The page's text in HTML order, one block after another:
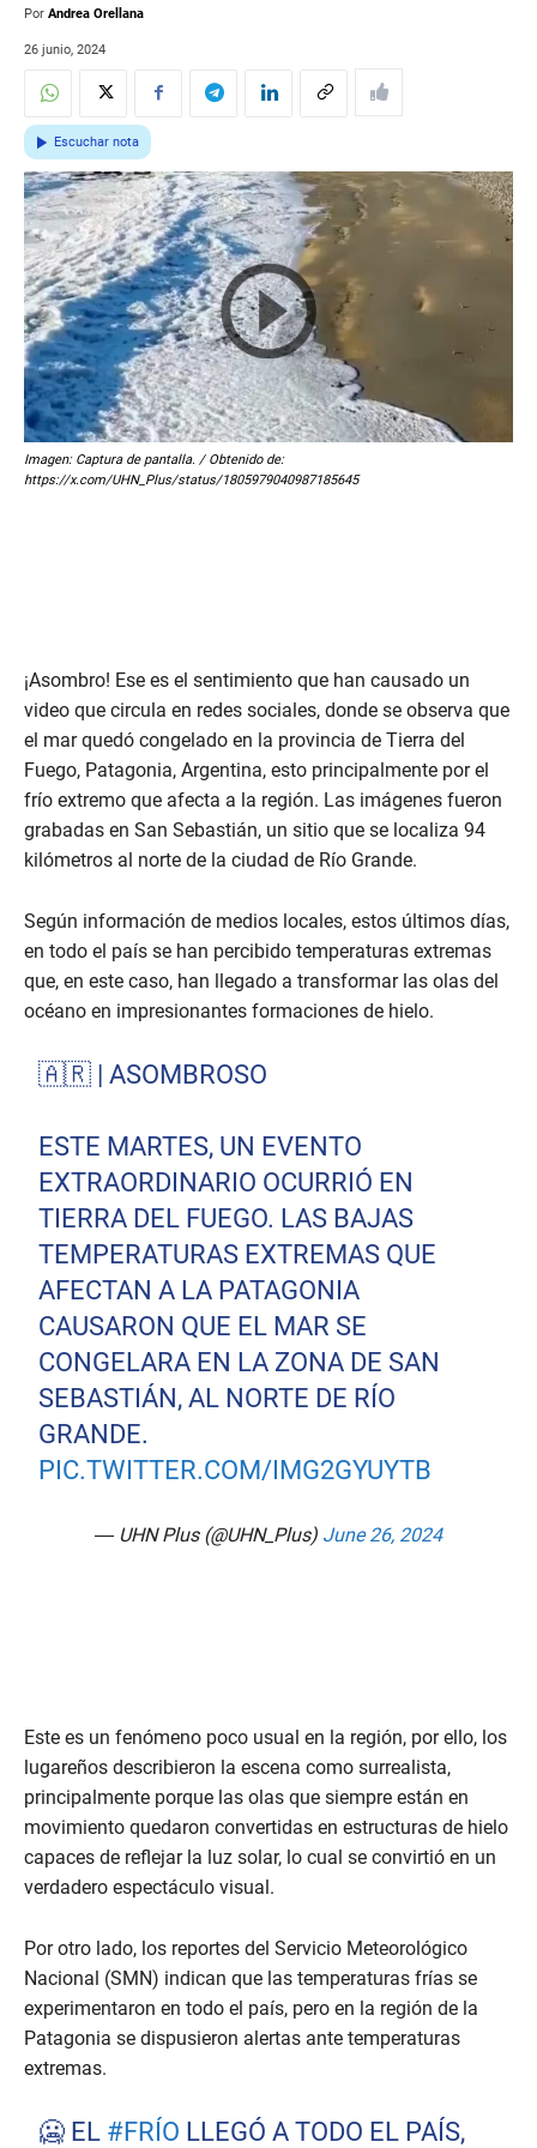
Por Andrea Orellana
26 junio, 2024
Escuchar nota
Imagen: Captura de pantalla. / Obtenido de:
https://x.com/UHN_Plus/status/1805979040987185645
¡Asombro! Ese es el sentimiento que han causado un
video que circula en redes sociales, donde se observa que
el mar quedó congelado en la provincia de Tierra del
Fuego, Patagonia, Argentina, esto principalmente por el
frío extremo que afecta a la región. Las imágenes fueron
grabadas en San Sebastián, un sitio que se localiza 94
kilómetros al norte de la ciudad de Río Grande.
Según información de medios locales, estos últimos días,
en todo el país se han percibido temperaturas extremas
que, en este caso, han llegado a transformar las olas del
océano en impresionantes formaciones de hielo.
🇦🇷 | ASOMBROSO
ESTE MARTES, UN EVENTO
EXTRAORDINARIO OCURRIÓ EN
TIERRA DEL FUEGO. LAS BAJAS
TEMPERATURAS EXTREMAS QUE
AFECTAN A LA PATAGONIA
CAUSARON QUE EL MAR SE
CONGELARA EN LA ZONA DE SAN
SEBASTIÁN, AL NORTE DE RÍO
GRANDE.
PIC.TWITTER.COM/IMG2GYUYTB
— UHN Plus (@UHN_Plus) June 26, 2024
Este es un fenómeno poco usual en la región, por ello, los
lugareños describieron la escena como surrealista,
principalmente porque las olas que siempre están en
movimiento quedaron convertidas en estructuras de hielo
capaces de reflejar la luz solar, lo cual se convirtió en un
verdadero espectáculo visual.
Por otro lado, los reportes del Servicio Meteorológico
Nacional (SMN) indican que las temperaturas frías se
experimentaron en todo el país, pero en la región de la
Patagonia se dispusieron alertas ante temperaturas
extremas.
🥶 EL #FRÍO LLEGÓ A TODO EL PAÍS,